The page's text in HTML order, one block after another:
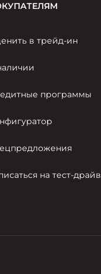
в трейд-ин
программы
на тест-драйв